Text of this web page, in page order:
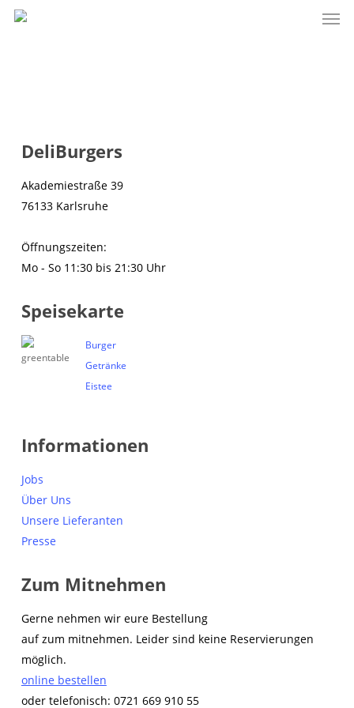
Skip
DeliBurgers
Akademiestraße 39
76133 Karlsruhe
Öffnungszeiten:
Mo - So 11:30 bis 21:30 Uhr
Speisekarte
Burger
Getränke
Eistee
Informationen
Jobs
Über Uns
Unsere Lieferanten
Presse
Zum Mitnehmen
Gerne nehmen wir eure Bestellung
auf zum mitnehmen. Leider sind keine Reservierungen
möglich.
online bestellen
oder telefonisch: 0721 669 910 55